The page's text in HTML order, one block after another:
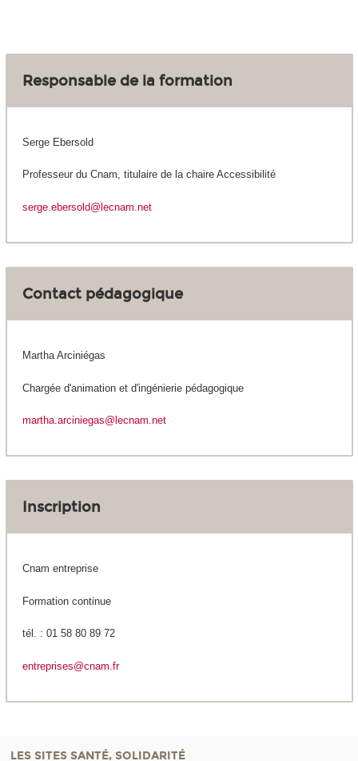
Responsable de la formation
Serge Ebersold
Professeur du Cnam, titulaire de la chaire Accessibilité
serge.ebersold@lecnam.net
Contact pédagogique
Martha Arciniégas
Chargée d'animation et d'ingénierie pédagogique
martha.arciniegas@lecnam.net
Inscription
Cnam entreprise
Formation continue
tél. : 01 58 80 89 72
entreprises@cnam.fr
LES SITES SANTÉ, SOLIDARITÉ